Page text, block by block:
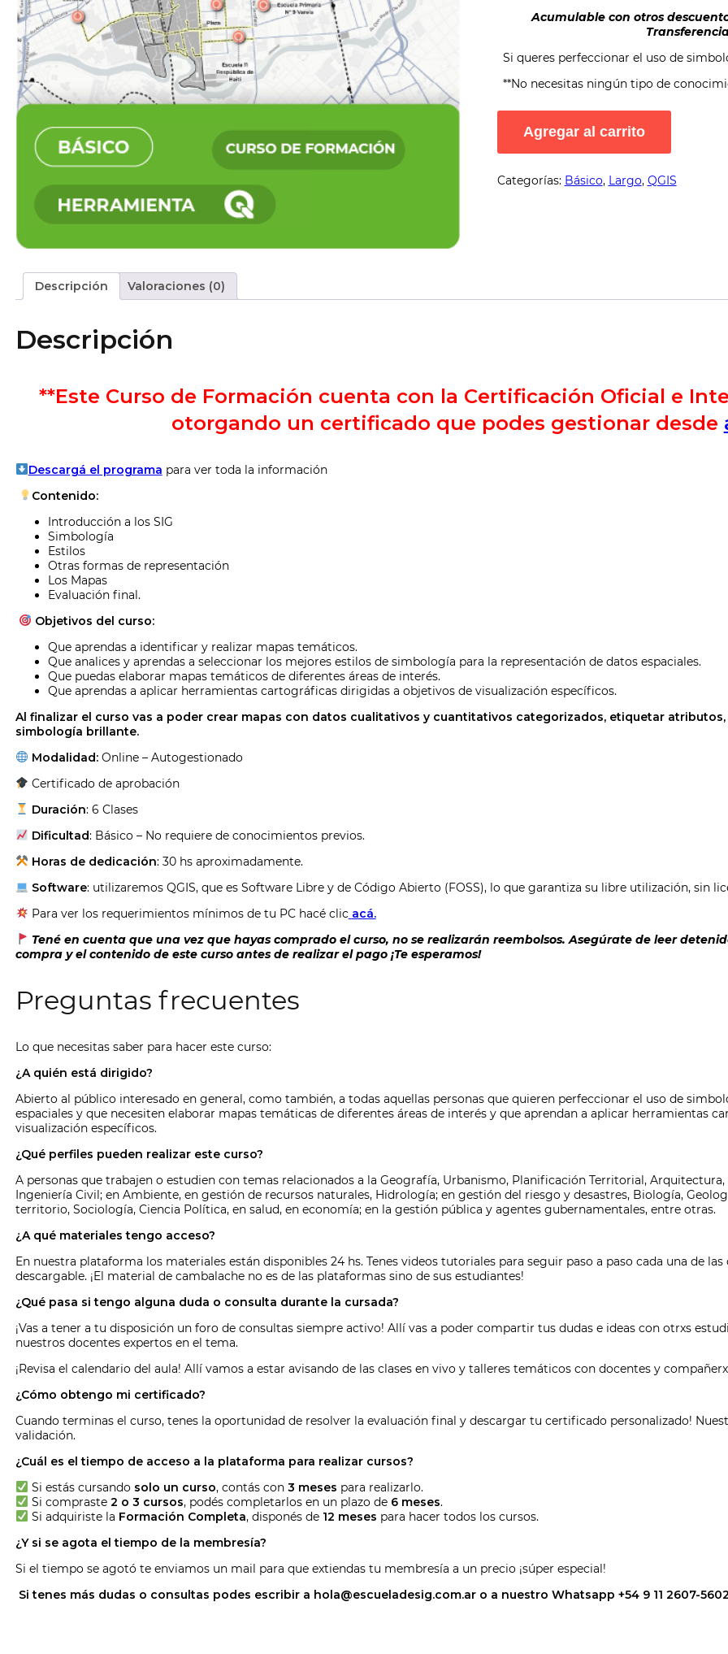
Acumulable con otros
Si queres perfeccionar el uso de
**No necesitas ningún tipo de
Simbología
1
cantidad
Agregar al carrito
Categorías: Básico, Largo, QGIS
Descripción Valoraciones (0)
Descripción
**Este Curso de Formación cuenta con la Certificación Oficial e
otorgando un certificado que podes gestionar desde
Descargá el programa para ver toda la información
Contenido:
Introducción a los SIG
Simbología
Estilos
Otras formas de representación
Los Mapas
Evaluación final.
Objetivos del curso:
Que aprendas a identificar y realizar mapas temáticos.
Que analices y aprendas a seleccionar los mejores estilos de simbología para la representación de datos espaciales.
Que puedas elaborar mapas temáticos de diferentes áreas de interés.
Que aprendas a aplicar herramientas cartográficas dirigidas a objetivos de visualización específicos.
Al finalizar el curso vas a poder crear mapas con datos cualitativos y cuantitativos categorizados, etiquetar
simbología brillante.
Modalidad: Online – Autogestionado
Certificado de aprobación
Duración: 6 Clases
Dificultad: Básico – No requiere de conocimientos previos.
Horas de dedicación: 30 hs aproximadamente.
Software: utilizaremos QGIS, que es Software Libre y de Código Abierto (FOSS), lo que garantiza su libre utilización, sin
Para ver los requerimientos mínimos de tu PC hacé clic acá.
Tené en cuenta que una vez que hayas comprado el curso, no se realizarán reembolsos. Asegúrate de leer
compra y el contenido de este curso antes de realizar el pago ¡Te esperamos!
Preguntas frecuentes
Lo que necesitas saber para hacer este curso:
¿A quién está dirigido?
Abierto al público interesado en general, como también, a todas aquellas personas que quieren perfeccionar el uso de
espaciales y que necesiten elaborar mapas temáticas de diferentes áreas de interés y que aprendan a aplicar herramientas
visualización específicos.
¿Qué perfiles pueden realizar este curso?
A personas que trabajen o estudien con temas relacionados a la Geografía, Urbanismo, Planificación Territorial,
Ingeniería Civil; en Ambiente, en gestión de recursos naturales, Hidrología; en gestión del riesgo y desastres, Biología,
territorio, Sociología, Ciencia Política, en salud, en economía; en la gestión pública y agentes gubernamentales, entre otras.
¿A qué materiales tengo acceso?
En nuestra plataforma los materiales están disponibles 24 hs. Tenes videos tutoriales para seguir paso a paso cada una de
descargable. ¡El material de cambalache no es de las plataformas sino de sus estudiantes!
¿Qué pasa si tengo alguna duda o consulta durante la cursada?
¡Vas a tener a tu disposición un foro de consultas siempre activo! Allí vas a poder compartir tus dudas e ideas con otrxs
nuestros docentes expertos en el tema.
¡Revisa el calendario del aula! Allí vamos a estar avisando de las clases en vivo y talleres temáticos con docentes y
¿Cómo obtengo mi certificado?
Cuando terminas el curso, tenes la oportunidad de resolver la evaluación final y descargar tu certificado personalizado!
validación.
¿Cuál es el tiempo de acceso a la plataforma para realizar cursos?
Si estás cursando solo un curso, contás con 3 meses para realizarlo.
Si compraste 2 o 3 cursos, podés completarlos en un plazo de 6 meses.
Si adquiriste la Formación Completa, disponés de 12 meses para hacer todos los cursos.
¿Y si se agota el tiempo de la membresía?
Si el tiempo se agotó te enviamos un mail para que extiendas tu membresía a un precio ¡súper especial!
Si tenes más dudas o consultas podes escribir a hola@escueladesig.com.aro a nuestro Whatsapp +54 9 11 2607-